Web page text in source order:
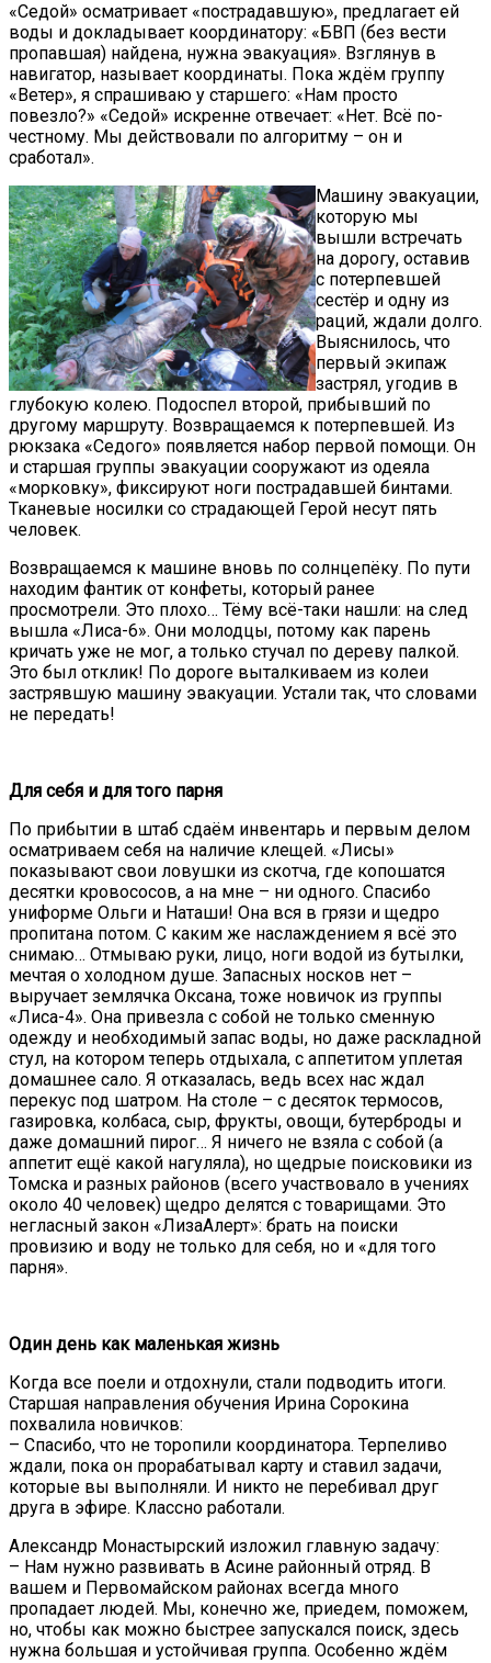
«Седой» осматривает «пострадавшую», предлагает ей
воды и докладывает координатору: «БВП (без вести
пропавшая) найдена, нужна эвакуация». Взглянув в
навигатор, называет координаты. Пока ждём группу
«Ветер», я спрашиваю у старшего: «Нам просто
повезло?» «Седой» искренне отвечает: «Нет. Всё по-
честному. Мы действовали по алгоритму – он и
сработал».
Машину эвакуации,
которую мы
вышли встречать
на дорогу, оставив
с потерпевшей
сестёр и одну из
раций, ждали долго.
Выяснилось, что
первый экипаж
застрял, угодив в
глубокую колею. Подоспел второй, прибывший по
другому маршруту. Возвращаемся к потерпевшей. Из
рюкзака «Седого» появляется набор первой помощи. Он
и старшая группы эвакуации сооружают из одеяла
«морковку», фиксируют ноги пострадавшей бинтами.
Тканевые носилки со страдающей Герой несут пять
человек.
Возвращаемся к машине вновь по солнцепёку. По пути
находим фантик от конфеты, который ранее
просмотрели. Это плохо… Тёму всё-таки нашли: на след
вышла «Лиса-6». Они молодцы, потому как парень
кричать уже не мог, а только стучал по дереву палкой.
Это был отклик! По дороге выталкиваем из колеи
застрявшую машину эвакуации. Устали так, что словами
не передать!
Для себя и для того парня
По прибытии в штаб сдаём инвентарь и первым делом
осматриваем себя на наличие клещей. «Лисы»
показывают свои ловушки из скотча, где копошатся
десятки кровососов, а на мне – ни одного. Спасибо
униформе Ольги и Наташи! Она вся в грязи и щедро
пропитана потом. С каким же наслаждением я всё это
снимаю… Отмываю руки, лицо, ноги водой из бутылки,
мечтая о холодном душе. Запасных носков нет –
выручает землячка Оксана, тоже новичок из группы
«Лиса-4». Она привезла с собой не только сменную
одежду и необходимый запас воды, но даже раскладной
стул, на котором теперь отдыхала, с аппетитом уплетая
домашнее сало. Я отказалась, ведь всех нас ждал
перекус под шатром. На столе – с десяток термосов,
газировка, колбаса, сыр, фрукты, овощи, бутерброды и
даже домашний пирог… Я ничего не взяла с собой (а
аппетит ещё какой нагуляла), но щедрые поисковики из
Томска и разных районов (всего участвовало в учениях
около 40 человек) щедро делятся с товарищами. Это
негласный закон «ЛизаАлерт»: брать на поиски
провизию и воду не только для себя, но и «для того
парня».
Один день как маленькая жизнь
Когда все поели и отдохнули, стали подводить итоги.
Старшая направления обучения Ирина Сорокина
похвалила новичков:
– Спасибо, что не торопили координатора. Терпеливо
ждали, пока он прорабатывал карту и ставил задачи,
которые вы выполняли. И никто не перебивал друг
друга в эфире. Классно работали.
Александр Монастырский изложил главную задачу:
– Нам нужно развивать в Асине районный отряд. В
вашем и Первомайском районах всегда много
пропадает людей. Мы, конечно же, приедем, поможем,
но, чтобы как можно быстрее запускался поиск, здесь
нужна большая и устойчивая группа. Особенно ждём